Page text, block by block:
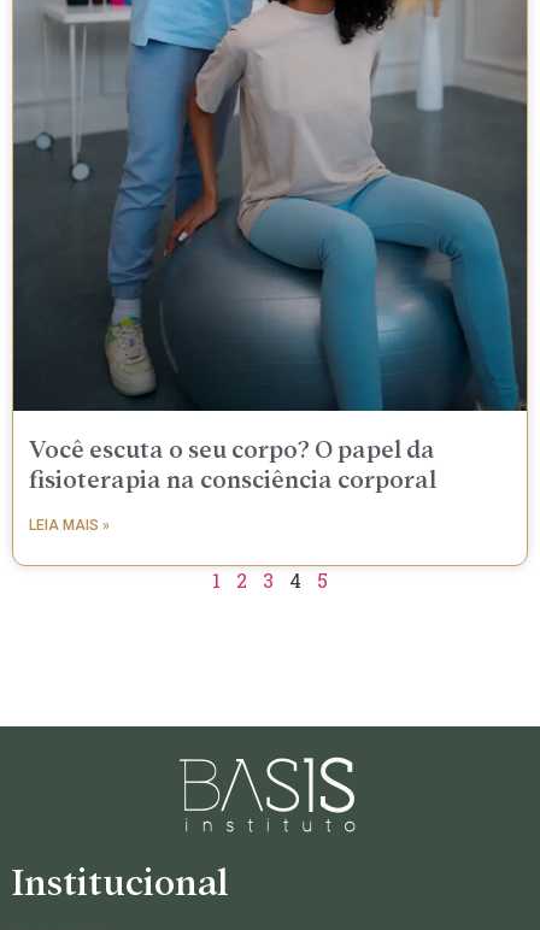
Você escuta o seu corpo? O papel da
fisioterapia na consciência corporal
LEIA MAIS »
1 2 3 4 5
Institucional